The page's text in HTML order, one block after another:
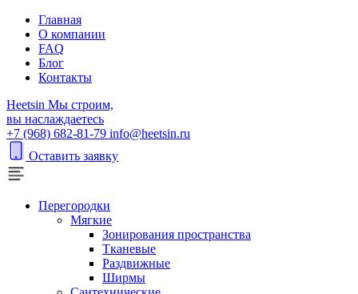
Главная
О компании
FAQ
Блог
Контакты
Heetsin Мы строим,
вы наслаждаетесь
+7 (968) 682-81-79 info@heetsin.ru
Оставить заявку
Перегородки
Мягкие
Зонирования пространства
Тканевые
Раздвижные
Ширмы